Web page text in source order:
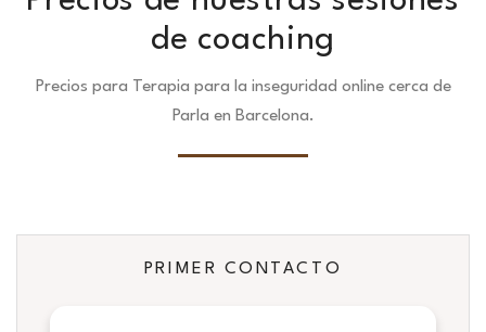
de coaching
Precios para Terapia para la inseguridad online cerca de
Parla en Barcelona.
PRIMER CONTACTO